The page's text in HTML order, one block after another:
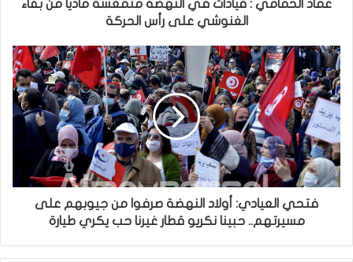
عماد الحمامي : قيادات في النهضة متمعشة ماديا من بقاء
الغنوشي على رأس الحركة
فتحي العيادي: أولاد النهضة صرفوا من جيوبهم على
مسيرتهم.. حبينا نكريو قطار غيرنا حب يكري طيارة